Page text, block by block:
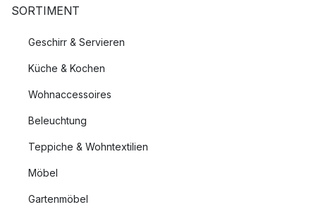
SORTIMENT
Geschirr & Servieren
Küche & Kochen
Wohnaccessoires
Beleuchtung
Teppiche & Wohntextilien
Möbel
Gartenmöbel